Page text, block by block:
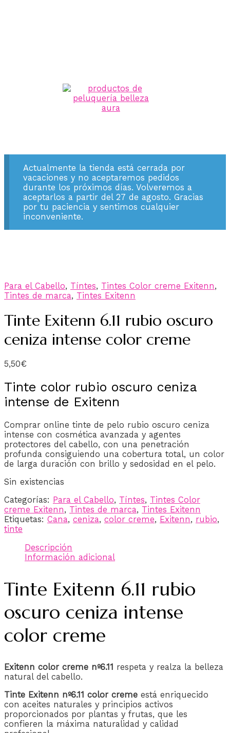
Actualmente la tienda está cerrada por
vacaciones y no aceptaremos pedidos
durante los próximos días. Volveremos a
aceptarlos a partir del 27 de agosto. Gracias
por tu paciencia y sentimos cualquier
inconveniente.
Para el Cabello, Tíntes, Tintes Color creme Exitenn,
Tintes de marca, Tintes Exitenn
Tinte Exitenn 6.11 rubio oscuro
ceniza intense color creme
5,50€
Tinte color rubio oscuro ceniza
intense de Exitenn
Comprar online tinte de pelo rubio oscuro ceniza
intense con cosmética avanzada y agentes
protectores del cabello, con una penetración
profunda consiguiendo una cobertura total, un color
de larga duración con brillo y sedosidad en el pelo.
Sin existencias
Categorías: Para el Cabello, Tíntes, Tintes Color
creme Exitenn, Tintes de marca, Tintes Exitenn
Etiquetas: Cana, ceniza, color creme, Exitenn, rubio,
tinte
Descripción
Información adicional
Tinte Exitenn 6.11 rubio
oscuro ceniza intense
color creme
Exitenn color creme nº6.11 respeta y realza la belleza
natural del cabello.
Tinte Exitenn nº6.11 color creme está enriquecido
con aceites naturales y principios activos
proporcionados por plantas y frutas, que les
confieren la máxima naturalidad y calidad